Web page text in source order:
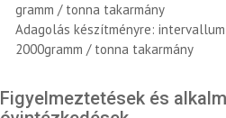
gramm / tonna takarmány
Adagolás készítményre:
2000gramm / tonna takarmány
Figyelmeztetések és